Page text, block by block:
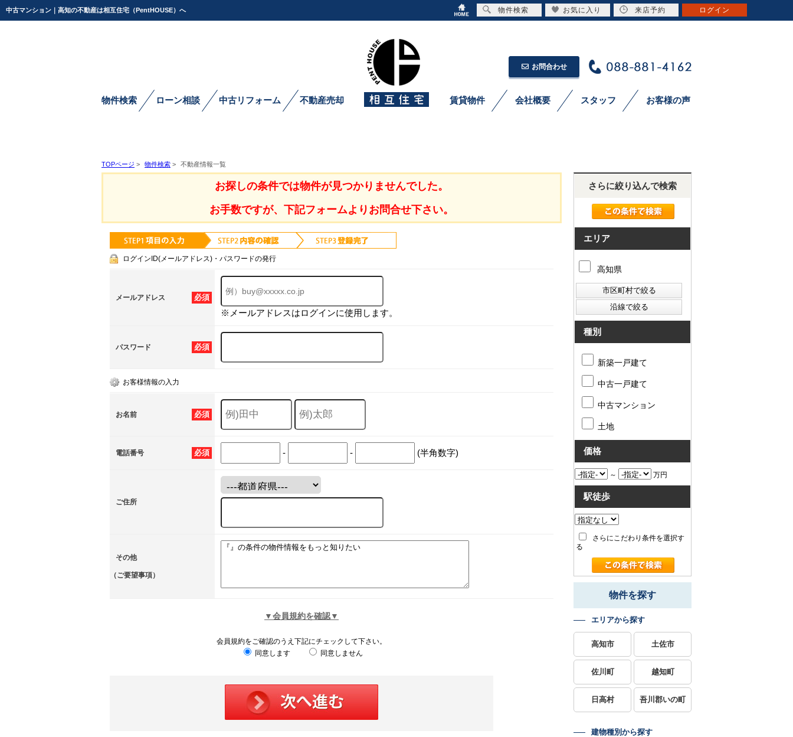
中古マンション｜高知の不動産は相互住宅（PentHOUSE）へ
お問合わせ
物件検索 ローン相談 中古リフォーム 不動産売却 賃貸物件 会社概要 スタッフ お客様の声
TOPページ > 物件検索 > 不動産情報一覧
お探しの条件では物件が見つかりませんでした。
お手数ですが、下記フォームよりお問合せ下さい。
ログインID(メールアドレス)・パスワードの発行
必須
メールアドレス
※メールアドレスはログインに使用します。
必須
パスワード
お客様情報の入力
必須
お名前
必須
電話番号 - - (半角数字)
ご住所
その他
（ご要望事項）
▼会員規約を確認▼
会員規約をご確認のうえ下記にチェックして下さい。
同意します
同意しません
さらに絞り込んで検索
エリア
高知県
種別
新築一戸建て
中古一戸建て
中古マンション
土地
価格
～ 万円
駅徒歩
さらにこだわり条件を選択す
る
物件を探す
エリアから探す
高知市 土佐市
佐川町 越知町
日高村 吾川郡いの町
建物種別から探す
物件検索 お気に入り 来店予約 ログイン